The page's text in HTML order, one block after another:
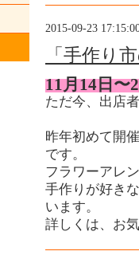
2015-09-23
「手作り
11月14日〜
ただ今、出店
昨年初めて開
です。
フラワーアレ
手作りが好き
います。
詳しくは、お